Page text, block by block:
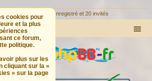
: Aucun utilisateur enregistré et 20 invités
cookies pour
et la plus
ce forum,
politique.
plus sur les
cliquant sur la «
» sur la page